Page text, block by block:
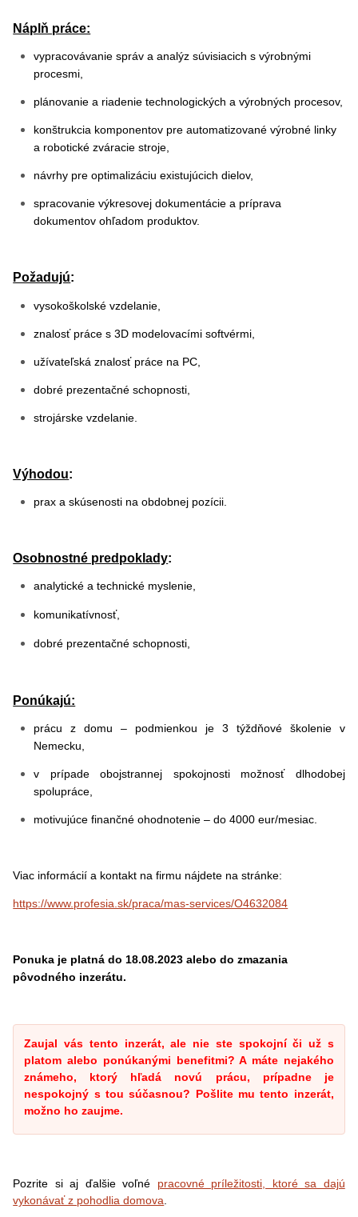
Náplň práce:
vypracovávanie správ a analýz súvisiacich s výrobnými
procesmi,
plánovanie a riadenie technologických a výrobných procesov,
konštrukcia komponentov pre automatizované výrobné linky
a robotické zváracie stroje,
návrhy pre optimalizáciu existujúcich dielov,
spracovanie výkresovej dokumentácie a príprava
dokumentov ohľadom produktov.
Požadujú:
vysokoškolské vzdelanie,
znalosť práce s 3D modelovacími softvérmi,
užívateľská znalosť práce na PC,
dobré prezentačné schopnosti,
strojárske vzdelanie.
Výhodou:
prax a skúsenosti na obdobnej pozícii.
Osobnostné predpoklady:
analytické a technické myslenie,
komunikatívnosť,
dobré prezentačné schopnosti,
Ponúkajú:
prácu z domu – podmienkou je 3 týždňové školenie v
Nemecku,
v prípade obojstrannej spokojnosti možnosť dlhodobej
spolupráce,
motivujúce finančné ohodnotenie – do 4000 eur/mesiac.
Viac informácií a kontakt na firmu nájdete na stránke:
https://www.profesia.sk/praca/mas-services/O4632084
Ponuka je platná do 18.08.2023 alebo do zmazania
pôvodného inzerátu.
Zaujal vás tento inzerát, ale nie ste spokojní či už s
platom alebo ponúkanými benefitmi? A máte nejakého
známeho, ktorý hľadá novú prácu, prípadne je
nespokojný s tou súčasnou? Pošlite mu tento inzerát,
možno ho zaujme.
Pozrite si aj ďalšie voľné pracovné príležitosti, ktoré sa dajú
vykonávať z pohodlia domova